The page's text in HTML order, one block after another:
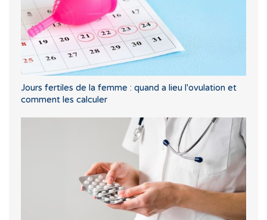
Jours fertiles de la femme : quand a lieu l'ovulation et
comment les calculer